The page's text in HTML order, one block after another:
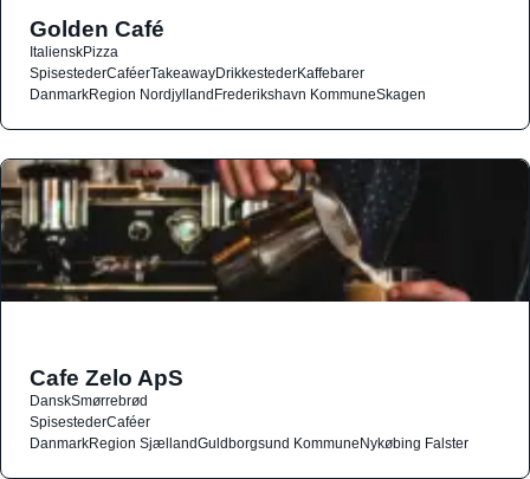
Golden Café
ItalienskPizza
SpisestederCaféerTakeawayDrikkestederKaffebarer
DanmarkRegion NordjyllandFrederikshavn KommuneSkagen
Cafe Zelo ApS
DanskSmørrebrød
SpisestederCaféer
DanmarkRegion SjællandGuldborgsund KommuneNykøbing Falster